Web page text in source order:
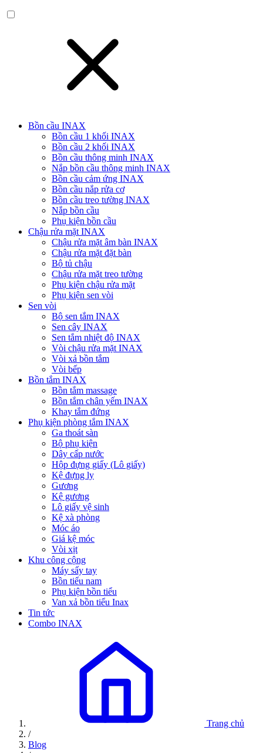
Bồn cầu INAX
Bồn cầu 1 khối INAX
Bồn cầu 2 khối INAX
Bồn cầu thông minh INAX
Nắp bồn cầu thông minh INAX
Bồn cầu cảm ứng INAX
Bồn cầu nắp rửa cơ
Bồn cầu treo tường INAX
Nắp bồn cầu
Phụ kiện bồn cầu
Chậu rửa mặt INAX
Chậu rửa mặt âm bàn INAX
Chậu rửa mặt đặt bàn
Bộ tủ chậu
Chậu rửa mặt treo tường
Phụ kiện chậu rửa mặt
Phụ kiện sen vòi
Sen vòi
Bộ sen tắm INAX
Sen cây INAX
Sen tắm nhiệt độ INAX
Vòi chậu rửa mặt INAX
Vòi xả bồn tắm
Vòi bếp
Bồn tắm INAX
Bồn tắm massage
Bồn tắm chân yếm INAX
Khay tắm đứng
Phụ kiện phòng tắm INAX
Ga thoát sàn
Bộ phụ kiện
Dây cấp nước
Hộp đựng giấy (Lô giấy)
Kệ đựng ly
Gương
Kệ gương
Lô giấy vệ sinh
Kệ xà phòng
Móc áo
Giá kệ móc
Vòi xịt
Khu công cộng
Máy sấy tay
Bồn tiểu nam
Phụ kiện bồn tiểu
Van xả bồn tiểu Inax
Tin tức
Combo INAX
Trang chủ
/
Blog